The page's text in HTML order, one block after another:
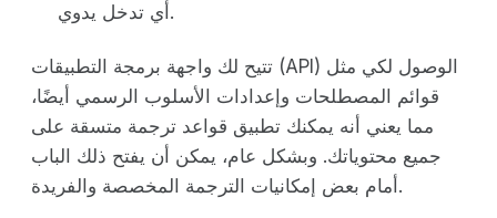
أي تدخل يدوي.
تتيح لك واجهة برمجة التطبيقات (API) الوصول لكي مثل
قوائم المصطلحات وإعدادات الأسلوب الرسمي أيضًا،
مما يعني أنه يمكنك تطبيق قواعد ترجمة متسقة على
جميع محتوياتك. وبشكل عام، يمكن أن يفتح ذلك الباب
أمام بعض إمكانيات الترجمة المخصصة والفريدة.